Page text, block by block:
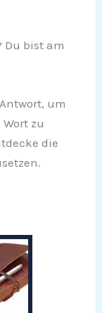
Du bist am
um
zu
die